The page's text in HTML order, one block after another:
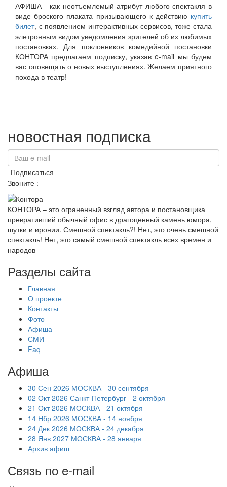
АФИША - как неотъемлемый атрибут любого спектакля в
виде броского плаката призывающего к действию купить
билет, с появлением интерактивных сервисов, тоже стала
элетронным видом уведомления зрителей об их любимых
постановках. Для поклонников комедийной постановки
КОНТОРА предлагаем подписку, указав e-mail мы будем
вас оповещать о новых выступлениях. Желаем приятного
похода в театр!
новостная подписка
Подписаться
Звоните :
КОНТОРА – это ограненный взгляд автора и постановщика
превративший обычный офис в драгоценный камень юмора,
шутки и иронии. Смешной спектакль?! Нет, это очень смешной
спектакль! Нет, это самый смешной спектакль всех времен и
народов
Разделы сайта
Главная
О проекте
Контакты
Фото
Афиша
СМИ
Faq
Афиша
30 Сен 2026 МОСКВА - 30 сентября
02 Окт 2026 Санкт-Петербург - 2 октября
21 Окт 2026 МОСКВА - 21 октября
14 Нбр 2026 МОСКВА - 14 ноября
24 Дек 2026 МОСКВА - 24 декабря
28 Янв 2027 МОСКВА - 28 января
Архив афиш
Связь по e-mail